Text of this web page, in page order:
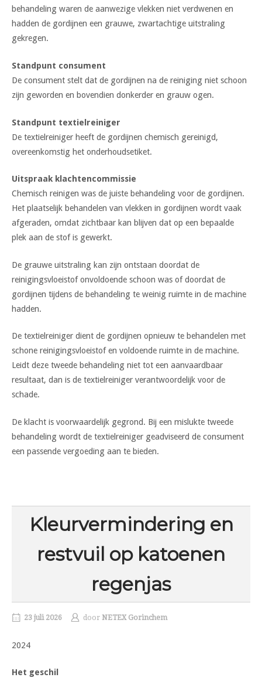
behandeling waren de aanwezige vlekken niet verdwenen en
hadden de gordijnen een grauwe, zwartachtige uitstraling
gekregen.
Standpunt consument
De consument stelt dat de gordijnen na de reiniging niet schoon
zijn geworden en bovendien donkerder en grauw ogen.
Standpunt textielreiniger
De textielreiniger heeft de gordijnen chemisch gereinigd,
overeenkomstig het onderhoudsetiket.
Uitspraak klachtencommissie
Chemisch reinigen was de juiste behandeling voor de gordijnen.
Het plaatselijk behandelen van vlekken in gordijnen wordt vaak
afgeraden, omdat zichtbaar kan blijven dat op een bepaalde
plek aan de stof is gewerkt.
De grauwe uitstraling kan zijn ontstaan doordat de
reinigingsvloeistof onvoldoende schoon was of doordat de
gordijnen tijdens de behandeling te weinig ruimte in de machine
hadden.
De textielreiniger dient de gordijnen opnieuw te behandelen met
schone reinigingsvloeistof en voldoende ruimte in de machine.
Leidt deze tweede behandeling niet tot een aanvaardbaar
resultaat, dan is de textielreiniger verantwoordelijk voor de
schade.
De klacht is voorwaardelijk gegrond. Bij een mislukte tweede
behandeling wordt de textielreiniger geadviseerd de consument
een passende vergoeding aan te bieden.
Kleurvermindering en
restvuil op katoenen
regenjas
23 juli 2026 door NETEX Gorinchem
2024
Het geschil